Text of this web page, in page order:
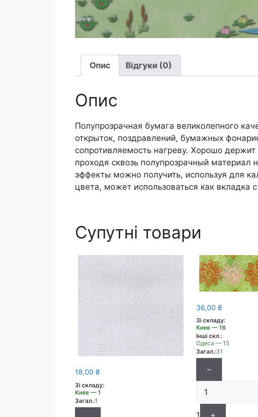
Опис Відгуки (0)
Опис
Полупрозрачная бумага великолепного
открыток, поздравлений, бумажных
сопротивляемость нагреву. Хорошо
проходя сквозь полупрозрачный
эффекты можно получить, используя для
цвета, может использоваться как вкладка
Супутні товари
18,00 ₴
Зі складу:
Киев — 1
Загал.:1
36,00₴
Зі складу:
Киев — 16
Інші скл.:
Одеса — 15
Загал.:31
−
1 +